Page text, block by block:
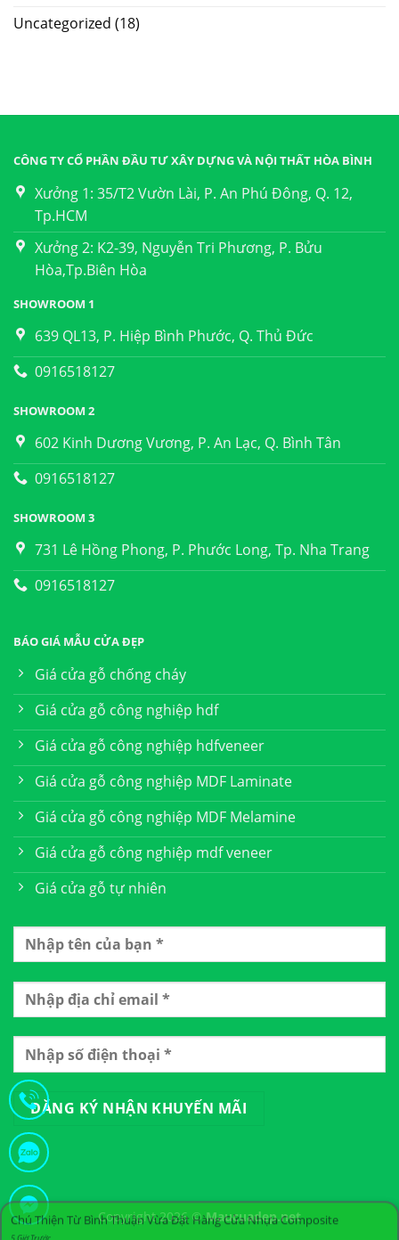
Uncategorized (18)
CÔNG TY CỔ PHẦN ĐẦU TƯ XÂY DỰNG VÀ NỘI THẤT HÒA BÌNH
Xưởng 1: 35/T2 Vườn Lài, P. An Phú Đông, Q. 12,
Tp.HCM
Xưởng 2: K2-39, Nguyễn Tri Phương, P. Bửu
Hòa,Tp.Biên Hòa
SHOWROOM 1
639 QL13, P. Hiệp Bình Phước, Q. Thủ Đức
0916518127
SHOWROOM 2
602 Kinh Dương Vương, P. An Lạc, Q. Bình Tân
0916518127
SHOWROOM 3
731 Lê Hồng Phong, P. Phước Long, Tp. Nha Trang
0916518127
BÁO GIÁ MẪU CỬA ĐẸP
Giá cửa gỗ chống cháy
Giá cửa gỗ công nghiệp hdf
Giá cửa gỗ công nghiệp hdfveneer
Giá cửa gỗ công nghiệp MDF Laminate
Giá cửa gỗ công nghiệp MDF Melamine
Giá cửa gỗ công nghiệp mdf veneer
Giá cửa gỗ tự nhiên
Copyright 2026 ©Maucuadep.net
Chú Thiện Từ Bình Thuận Vừa Đặt Hàng Cửa Nhựa Composite
5 Giờ Trước